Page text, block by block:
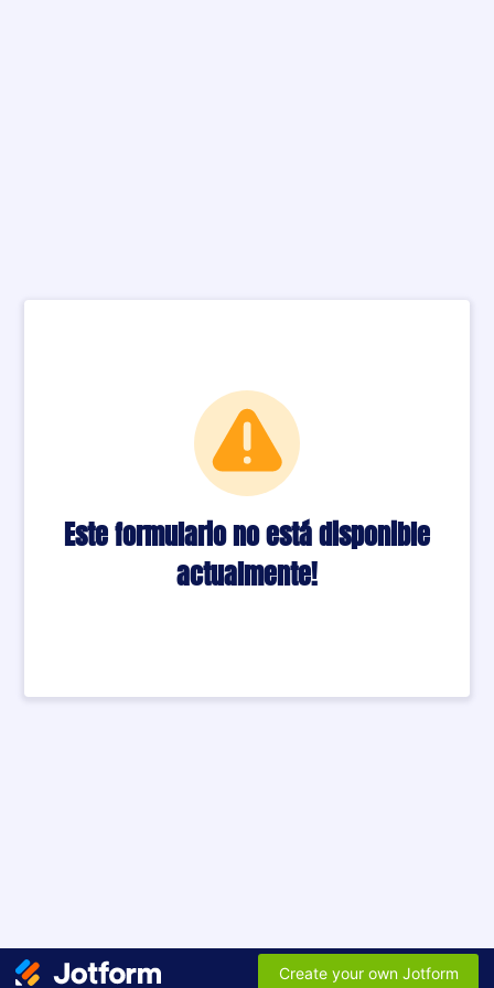
Este formulario no está disponible
actualmente!
Create your own Jotform